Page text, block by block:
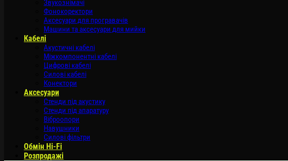
Звукознімачі
Фонокоректори
Аксесуари для програвачів
Машини та аксесуари для мийки
Кабелі
Акустичні кабелі
Міжкомпонентні кабелі
Цифрові кабелі
Силові кабелі
Конектори
Аксесуари
Стенди під акустику
Стенди під апаратуру
Віброопори
Навушники
Силові фільтри
Обмін Hi-Fi
Розпродажі